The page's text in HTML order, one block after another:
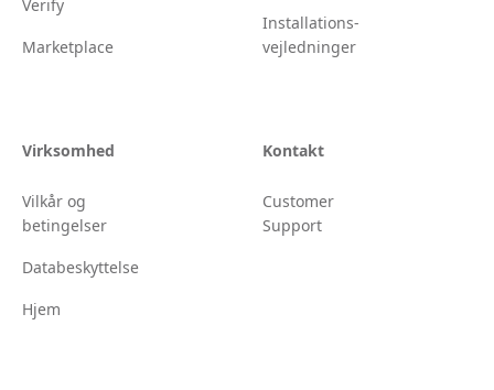
Verify
Marketplace
Installations-
vejledninger
Virksomhed
Vilkår og
betingelser
Databeskyttelse
Hjem
Kontakt
Customer
Support